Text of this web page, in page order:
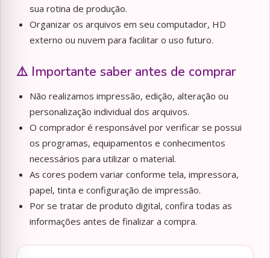
sua rotina de produção.
Organizar os arquivos em seu computador, HD
externo ou nuvem para facilitar o uso futuro.
⚠️ Importante saber antes de comprar
Não realizamos impressão, edição, alteração ou
personalização individual dos arquivos.
O comprador é responsável por verificar se possui
os programas, equipamentos e conhecimentos
necessários para utilizar o material.
As cores podem variar conforme tela, impressora,
papel, tinta e configuração de impressão.
Por se tratar de produto digital, confira todas as
informações antes de finalizar a compra.